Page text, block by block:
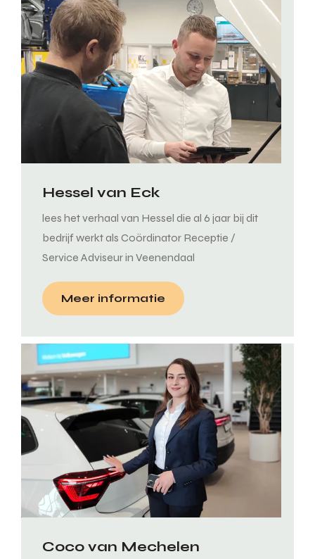
Hessel van Eck
lees het verhaal van Hessel die al 6 jaar bij dit
bedrijf werkt als Coördinator Receptie /
Service Adviseur in Veenendaal
Meer informatie
Coco van Mechelen